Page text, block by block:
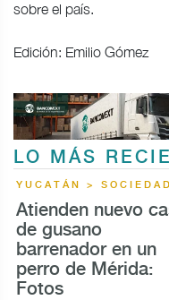
sobre el país.
Edición: Emilio Gómez
LO MÁS
YUCATÁN > SOCIEDAD
Atienden nuevo
de gusano
barrenador en un
perro de Mérida:
Fotos